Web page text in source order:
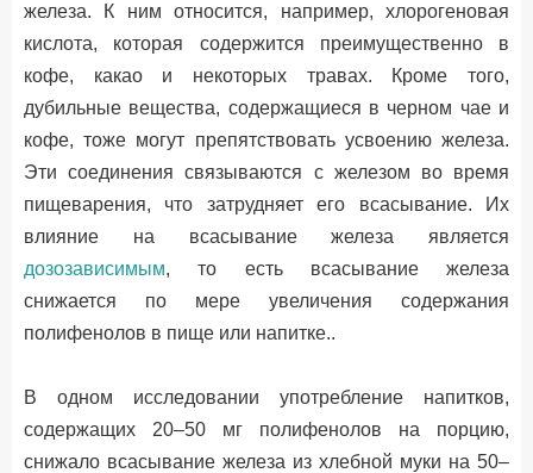
железа. К ним относится, например, хлорогеновая
кислота, которая содержится преимущественно в
кофе, какао и некоторых травах. Кроме того,
дубильные вещества, содержащиеся в черном чае и
кофе, тоже могут препятствовать усвоению железа.
Эти соединения связываются с железом во время
пищеварения, что затрудняет его всасывание. Их
влияние на всасывание железа является
дозозависимым, то есть всасывание железа
снижается по мере увеличения содержания
полифенолов в пище или напитке..
В одном исследовании употребление напитков,
содержащих 20–50 мг полифенолов на порцию,
снижало всасывание железа из хлебной муки на 50–